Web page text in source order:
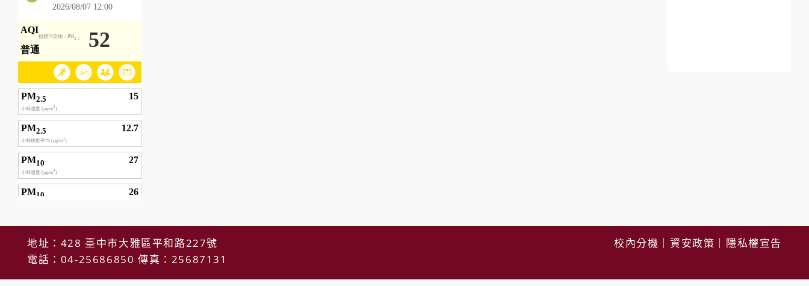
地址：428 臺中市大雅區平和路227號
電話：04-25686850 傳真：25687131
校內分機 資安政策 隱私權宣告